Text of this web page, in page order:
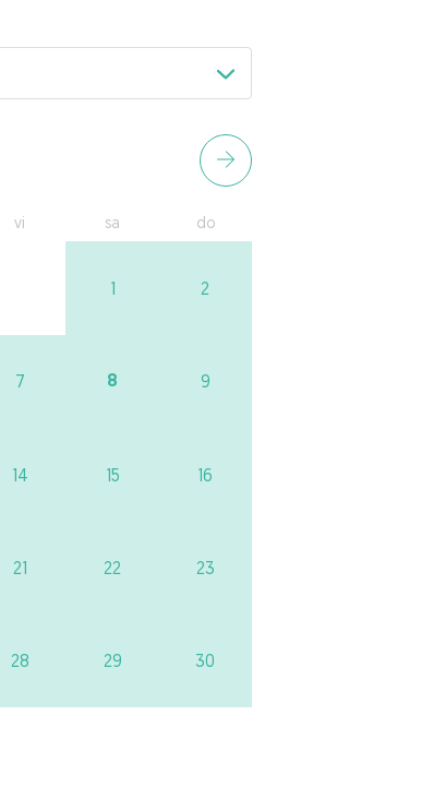
vi sa do
1 2
7 8 9
14 15 16
21 22 23
28 29 30